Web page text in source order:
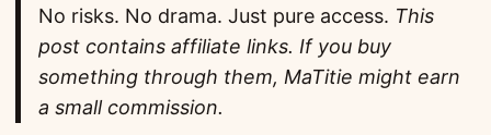
No risks. No drama. Just pure access. This
post contains affiliate links. If you buy
something through them, MaTitie might earn
a small commission.